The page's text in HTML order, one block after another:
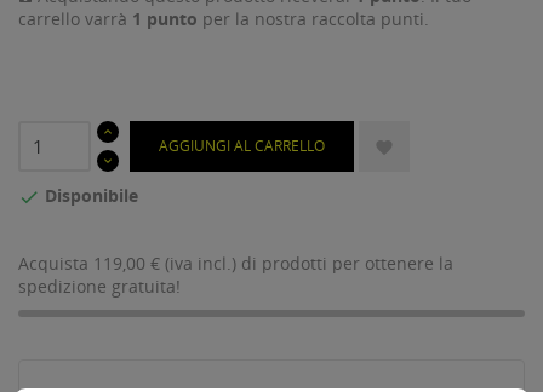
carrello varrà 1 punto per la nostra raccolta punti.
AGGIUNGI AL CARRELLO 
 Disponibile
Acquista 119,00 € (iva incl.) di prodotti per ottenere la
spedizione gratuita!